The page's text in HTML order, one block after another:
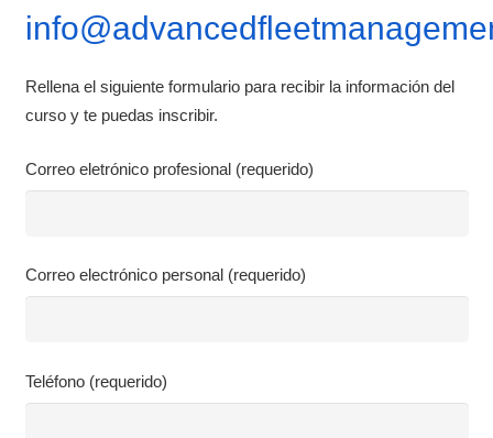
Rellena el siguiente formulario para recibir la información del
curso y te puedas inscribir.
Correo eletrónico profesional (requerido)
Correo electrónico personal (requerido)
Teléfono (requerido)